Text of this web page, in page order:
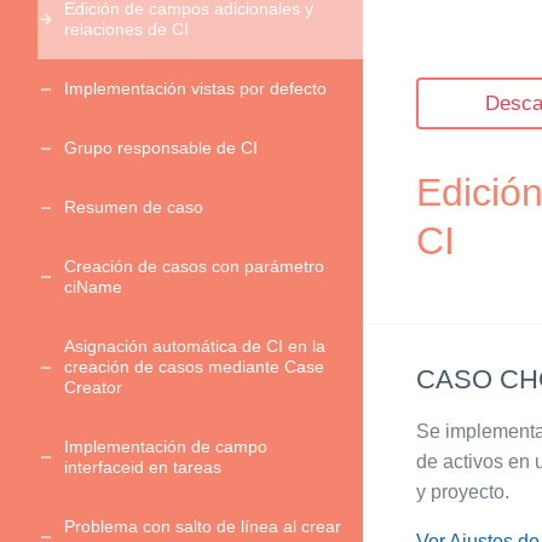
Edición de campos adicionales y
relaciones de CI
Implementación vistas por defecto
Grupo responsable de CI
Resumen de caso
Creación de casos con parámetro
ciName
Asignación automática de CI en la
creación de casos mediante Case
Creator
Implementación de campo
interfaceid en tareas
Problema con salto de línea al crear
CI
CASO
Se
de activos en
y proyecto.